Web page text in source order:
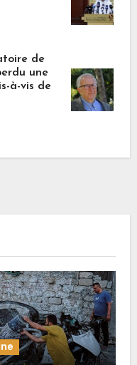
de
une
à-vis de